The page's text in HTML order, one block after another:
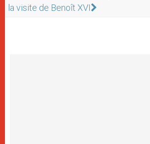
la visite de Benoît XVI